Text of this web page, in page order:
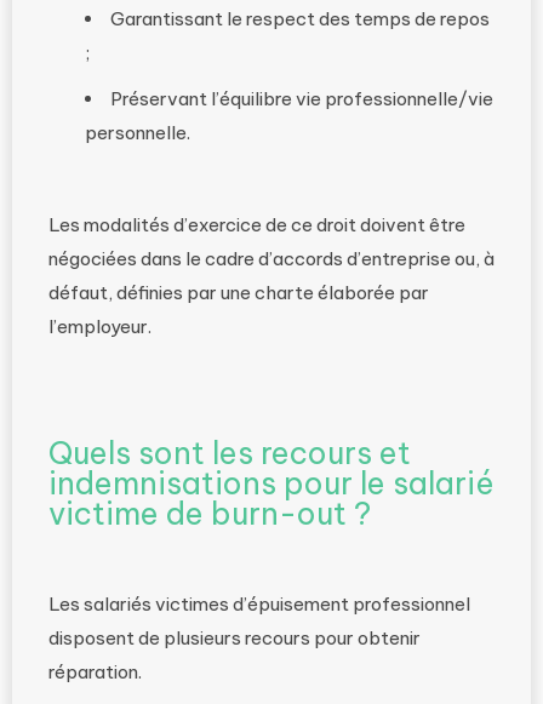
Garantissant le respect des temps de repos
;
Préservant l’équilibre vie professionnelle/vie
personnelle.
Les modalités d’exercice de ce droit doivent être
négociées dans le cadre d’accords d’entreprise ou, à
défaut, définies par une charte élaborée par
l’employeur.
Quels sont les recours et
indemnisations pour le salarié
victime de burn-out ?
Les salariés victimes d’épuisement professionnel
disposent de plusieurs recours pour obtenir
réparation.